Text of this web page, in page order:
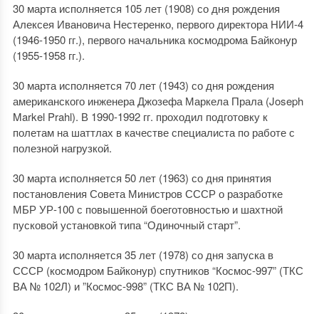
30 марта исполняется 105 лет (1908) со дня рождения
Алексея Ивановича Нестеренко, первого директора НИИ-4
(1946-1950 гг.), первого начальника космодрома Байконур
(1955-1958 гг.).
30 марта исполняется 70 лет (1943) со дня рождения
американского инженера Джозефа Маркела Прала (Joseph
Markel Prahl). В 1990-1992 гг. проходил подготовку к
полетам на шаттлах в качестве специалиста по работе с
полезной нагрузкой.
30 марта исполняется 50 лет (1963) со дня принятия
постановления Совета Министров СССР о разработке
МБР УР-100 с повышенной боеготовностью и шахтной
пусковой установкой типа “Одиночный старт”.
30 марта исполняется 35 лет (1978) со дня запуска в
СССР (космодром Байконур) спутников “Космос-997” (ТКС
ВА № 102Л) и ”Космос-998” (ТКС ВА № 102П).